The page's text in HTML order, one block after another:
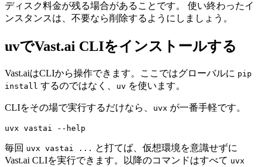
ディスク料金が残る場合があることです。 使い終わったイ
ンスタンスは、不要なら削除するようにしましょう。
uvでVast.ai CLIをインストールする
Vast.aiはCLIから操作できます。ここではグローバルに pip
install するのではなく、 uv を使います。
CLIをその場で実行するだけなら、 uvx が一番手軽です。
毎回 uvx vastai ... と打てば、仮想環境を意識せずに
Vast.ai CLIを実行できます。以降のコマンドはすべて uvx